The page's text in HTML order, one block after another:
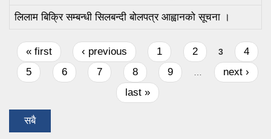
लिलाम बिक्रि सम्बन्धी सिलबन्दी बोलपत्र आह्वानको सूचना ।
Pages
« first ‹ previous 1 2 3
4
5
6 7 8 9
next ›
last »
सबै